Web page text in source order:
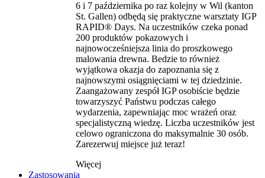
6 i 7 października po raz kolejny w Wil (kanton
St. Gallen) odbędą się praktyczne warsztaty IGP
RAPID® Days. Na uczestników czeka ponad
200 produktów pokazowych i
najnowocześniejsza linia do proszkowego
malowania drewna. Bedzie to również
wyjątkowa okazja do zapoznania się z
najnowszymi osiągnięciami w tej dziedzinie.
Zaangażowany zespół IGP osobiście będzie
towarzyszyć Państwu podczas całego
wydarzenia, zapewniając moc wrażeń oraz
specjalistyczną wiedzę. Liczba uczestników jest
celowo ograniczona do maksymalnie 30 osób.
Zarezerwuj miejsce już teraz!
Więcej
Zastosowania